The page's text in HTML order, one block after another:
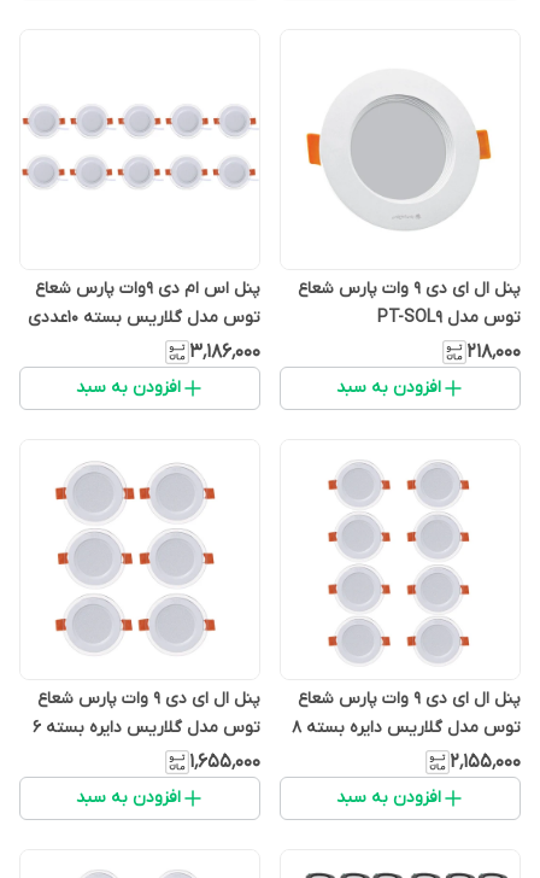
پنل ال ای دی 9 وات پارس شعاع
توس مدل PT-SOL9
۲۱۸٬۰۰۰
افزودن به سبد
پنل اس ام دی 9وات پارس شعاع
توس مدل گلاریس بسته 10عددی
۳٬۱۸۶٬۰۰۰
افزودن به سبد
پنل ال ای دی 9 وات پارس شعاع
توس مدل گلاریس دایره بسته 8
عددی
۲٬۱۵۵٬۰۰۰
افزودن به سبد
پنل ال ای دی 9 وات پارس شعاع
توس مدل گلاریس دایره بسته 6
عددی
۱٬۶۵۵٬۰۰۰
افزودن به سبد